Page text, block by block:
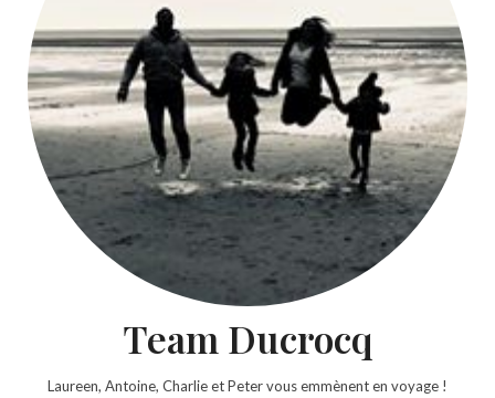
Team Ducrocq
Laureen, Antoine, Charlie et Peter vous emmènent en voyage !